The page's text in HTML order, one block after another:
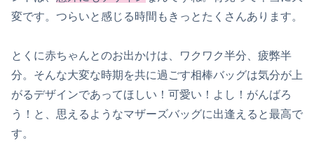
変です。つらいと感じる時間もきっとたくさんあります。
とくに赤ちゃんとのお出かけは、ワクワク半分、疲弊半
分。そんな大変な時期を共に過ごす相棒バッグは気分が上
がるデザインであってほしい！可愛い！よし！がんばろ
う！と、思えるようなマザーズバッグに出逢えると最高で
す。